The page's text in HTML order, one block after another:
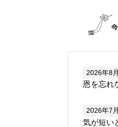
2026年8
恩を忘れ
2026年7
気が短い